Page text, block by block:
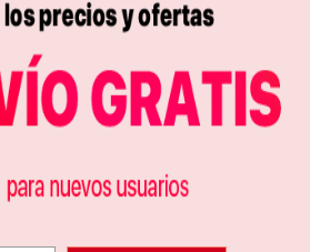
Y NOTICIAS DE SHEIN